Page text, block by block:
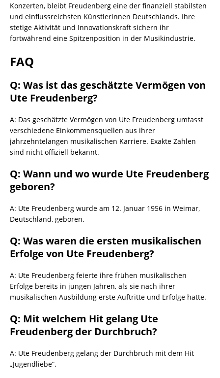
Konzerten, bleibt Freudenberg eine der finanziell stabilsten
und einflussreichsten Künstlerinnen Deutschlands. Ihre
stetige Aktivität und Innovationskraft sichern ihr
fortwährend eine Spitzenposition in der Musikindustrie.
FAQ
Q: Was ist das geschätzte Vermögen von
Ute Freudenberg?
A: Das geschätzte Vermögen von Ute Freudenberg umfasst
verschiedene Einkommensquellen aus ihrer
jahrzehntelangen musikalischen Karriere. Exakte Zahlen
sind nicht offiziell bekannt.
Q: Wann und wo wurde Ute Freudenberg
geboren?
A: Ute Freudenberg wurde am 12. Januar 1956 in Weimar,
Deutschland, geboren.
Q: Was waren die ersten musikalischen
Erfolge von Ute Freudenberg?
A: Ute Freudenberg feierte ihre frühen musikalischen
Erfolge bereits in jungen Jahren, als sie nach ihrer
musikalischen Ausbildung erste Auftritte und Erfolge hatte.
Q: Mit welchem Hit gelang Ute
Freudenberg der Durchbruch?
A: Ute Freudenberg gelang der Durchbruch mit dem Hit
„Jugendliebe“.